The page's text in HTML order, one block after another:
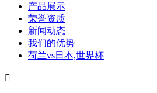
产品展示
荣誉资质
新闻动态
我们的优势
荷兰vs日本,世界杯
